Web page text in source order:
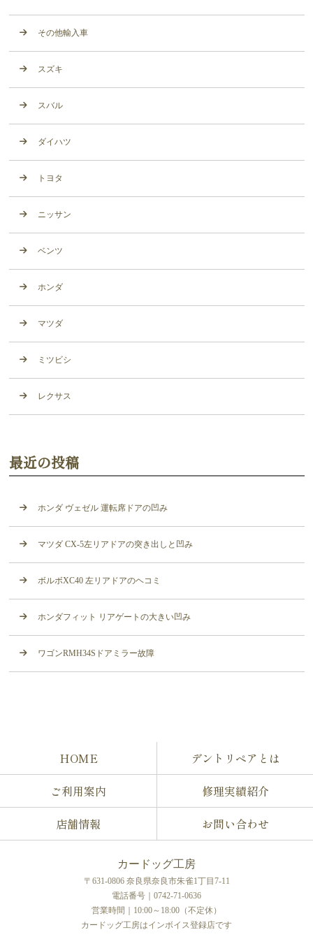
その他輸入車
スズキ
スバル
ダイハツ
トヨタ
ニッサン
ベンツ
ホンダ
マツダ
ミツビシ
レクサス
最近の投稿
ホンダ ヴェゼル 運転席ドアの凹み
マツダ CX-5左リアドアの突き出しと凹み
ボルボXC40 左リアドアのヘコミ
ホンダフィット リアゲートの大きい凹み
ワゴンRMH34Sドアミラー故障
HOME
デントリペアとは
ご利用案内
修理実績紹介
店舗情報
お問い合わせ
カードッグ工房
〒631-0806 奈良県奈良市朱雀1丁目7-11
電話番号｜0742-71-0636
営業時間｜10:00～18:00（不定休）
カードッグ工房はインボイス登録店です